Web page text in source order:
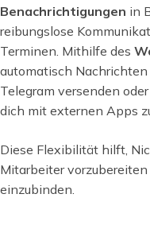
Benachrichtigungen in
reibungslose
Terminen. Mithilfe des
automatisch
Telegram versenden
dich mit externen Apps
Diese Flexibilität hilft,
Mitarbeiter
einzubinden.